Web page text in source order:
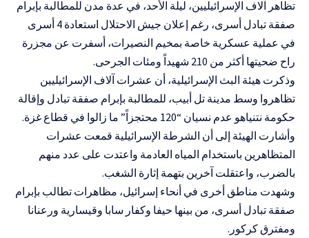
تظاهر آلاف الإسرائيليين، ليلة الأحد، في عدة مدن للمطالبة بإبرام
صفقة تبادل أسرى، رغم إعلان جيش الاحتلال استعادة 4 أسرى
في عملية عسكرية خاصة بمخيم النصيرات، أسفرت عن مجزرة
راح ضحيتها أكثر من 210 شهيداً ومئات الجرحى.
وذكرت هيئة البث الإسرائيلية، أن عشرات آلاف الإسرائيليين
تظاهروا وسط مدينة تل أبيب، للمطالبة بإبرام صفقة تبادل وإقالة
حكومة نتنياهو عدم نسيان “120 محتجزاً” ما زالوا في قطاع غزة.
وأشارت الهيئة إلى أن الشرطة الإسرائيلية قمعت عشرات
المتظاهرين باستخدام المياه العادمة واعتدت على عدد منهم
بالضرب، واعتقلت آخرين بتهمة إثارة الشغب.
وشهدت مناطق أخرى في أنحاء إسرائيل، مظاهرات تطالب بإبرام
صفقة تبادل أسرى، من بينها حيفا وكفار سابا وقيسارية ورعنانا
ومفترق كركور.